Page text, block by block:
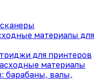
материалы для
для принтеров
материалы
барабаны, валы,